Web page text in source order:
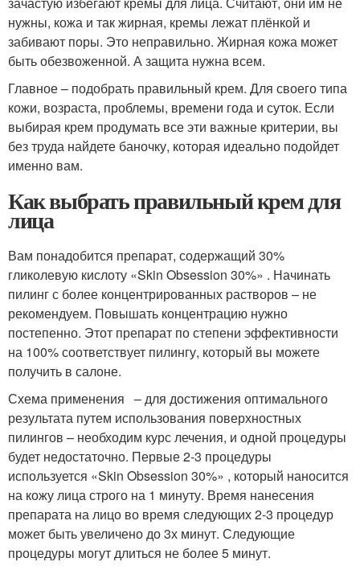
нужны, кожа и так жирная, кремы лежат плёнкой и
забивают поры. Это неправильно. Жирная кожа может
быть обезвоженной. А защита нужна всем.
Главное – подобрать правильный крем. Для своего типа
кожи, возраста, проблемы, времени года и суток. Если
выбирая крем продумать все эти важные критерии, вы
без труда найдете баночку, которая идеально подойдет
именно вам.
Как выбрать правильный крем для
лица
Вам понадобится препарат, содержащий 30%
гликолевую кислоту «Skin Obsession 30%» . Начинать
пилинг с более концентрированных растворов – не
рекомендуем. Повышать концентрацию нужно
постепенно. Этот препарат по степени эффективности
на 100% соответствует пилингу, который вы можете
получить в салоне.
Схема применения – для достижения оптимального
результата путем использования поверхностных
пилингов – необходим курс лечения, и одной процедуры
будет недостаточно. Первые 2-3 процедуры
используется «Skin Obsession 30%» , который наносится
на кожу лица строго на 1 минуту. Время нанесения
препарата на лицо во время следующих 2-3 процедур
может быть увеличено до 3х минут. Следующие
процедуры могут длиться не более 5 минут.